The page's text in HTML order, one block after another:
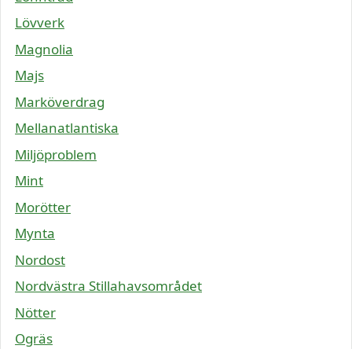
Lövverk
Magnolia
Majs
Marköverdrag
Mellanatlantiska
Miljöproblem
Mint
Morötter
Mynta
Nordost
Nordvästra Stillahavsområdet
Nötter
Ogräs